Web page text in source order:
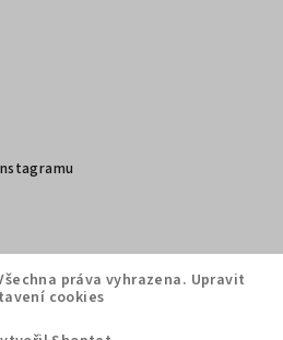
práva vyhrazena. Upravit
cookies